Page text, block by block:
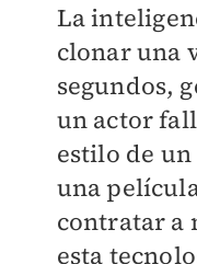
La
clonar una
segundos,
un actor
estilo de
una
contratar a
esta